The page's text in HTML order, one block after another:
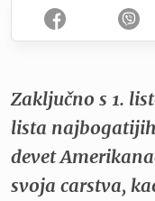
Zaključno s 1.
lista
devet
svoja carstva,